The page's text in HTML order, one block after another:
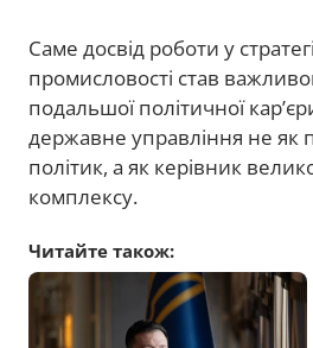
Саме досвід роботи у
промисловості став
подальшої політичної
державне управління не як
політик, а як керівник
комплексу.
Читайте також: